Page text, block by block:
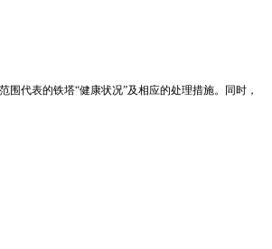
代表的铁塔“健康状况”及相应的处理措施。同时，